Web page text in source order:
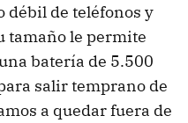
débil de teléfonos y
tamaño le permite
batería de 5.500
salir temprano de
a quedar fuera de